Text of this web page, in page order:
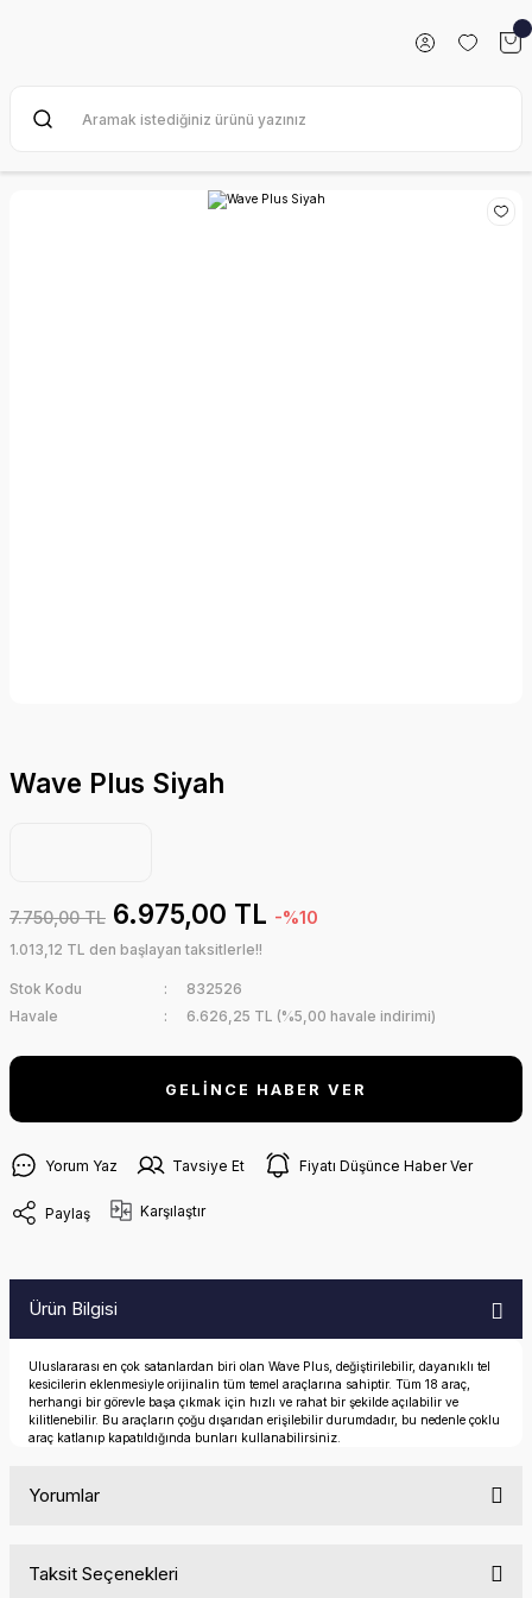
Wave Plus Siyah
7.750,00 TL 6.975,00 TL -%10
1.013,12 TL den başlayan taksitlerle!!
Stok Kodu
832526
Havale
6.626,25 TL (%5,00 havale indirimi)
GELİNCE HABER VER
Yorum Yaz Tavsiye Et Fiyatı Düşünce Haber Ver
Paylaş Karşılaştır
Ürün Bilgisi
Uluslararası en çok satanlardan biri olan Wave Plus, değiştirilebilir, dayanıklı tel
kesicilerin eklenmesiyle orijinalin tüm temel araçlarına sahiptir. Tüm 18 araç,
herhangi bir görevle başa çıkmak için hızlı ve rahat bir şekilde açılabilir ve
kilitlenebilir. Bu araçların çoğu dışarıdan erişilebilir durumdadır, bu nedenle çoklu
araç katlanıp kapatıldığında bunları kullanabilirsiniz.
Yorumlar
Taksit Seçenekleri